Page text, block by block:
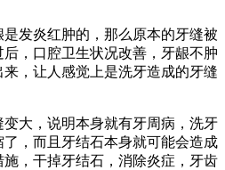
发炎红肿的，那么原本的牙缝被
，口腔卫生状况改善，牙龈不肿
，让人感觉上是洗牙造成的牙缝
大，说明本身就有牙周病，洗牙
，而且牙结石本身就可能会造成
，干掉牙结石，消除炎症，牙齿